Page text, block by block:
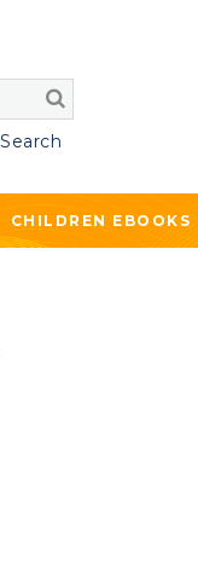
CHILDREN EBOOKS